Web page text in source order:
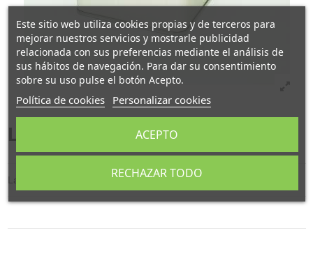
Lata "Plata", 100 gr Bisagra
Lata plata capacidad 100 gr.
Este sitio web utiliza cookies propias y de terceros para
mejorar nuestros servicios y mostrarle publicidad
relacionada con sus preferencias mediante el análisis de
sus hábitos de navegación. Para dar su consentimiento
sobre su uso pulse el botón Acepto.
Política de cookies Personalizar cookies
RECHAZAR TODO
ACEPTO